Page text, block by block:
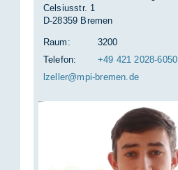
Celsiusstr. 1
D-28359 Bremen
Raum:
3200
Telefon:
+49 421 2028-6050
lzel­ler@mpi-bre­men.de